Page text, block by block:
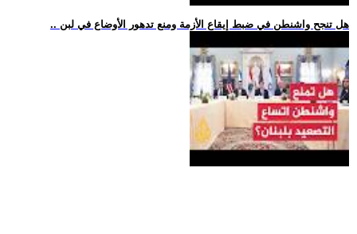
.. هل تنجح واشنطن في ضبط إيقاع الأزمة ومنع تدهور الأوضاع في لبن